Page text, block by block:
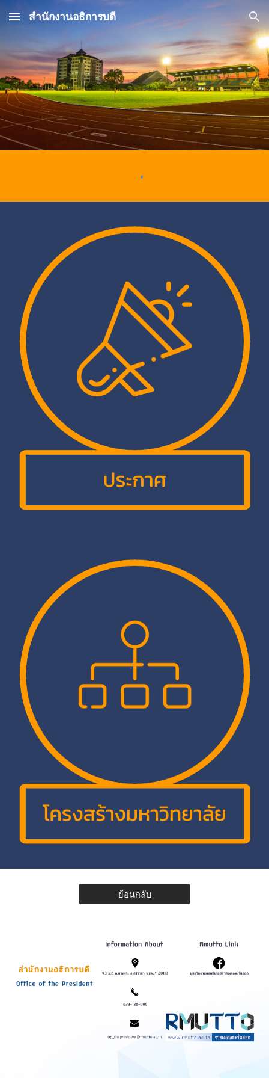
Skip to main content Skip to navigation
สำนักงานอธิการบดี
ย้อนกลับ